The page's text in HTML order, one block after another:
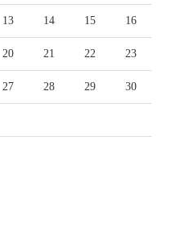
13 14 15 16
20 21 22 23
27 28 29 30